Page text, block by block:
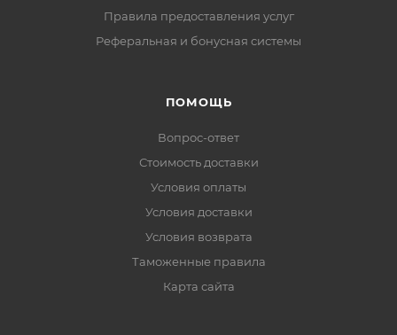
Правила предоставления услуг
Реферальная и бонусная системы
ПОМОЩЬ
Вопрос-ответ
Стоимость доставки
Условия оплаты
Условия доставки
Условия возврата
Таможенные правила
Карта сайта